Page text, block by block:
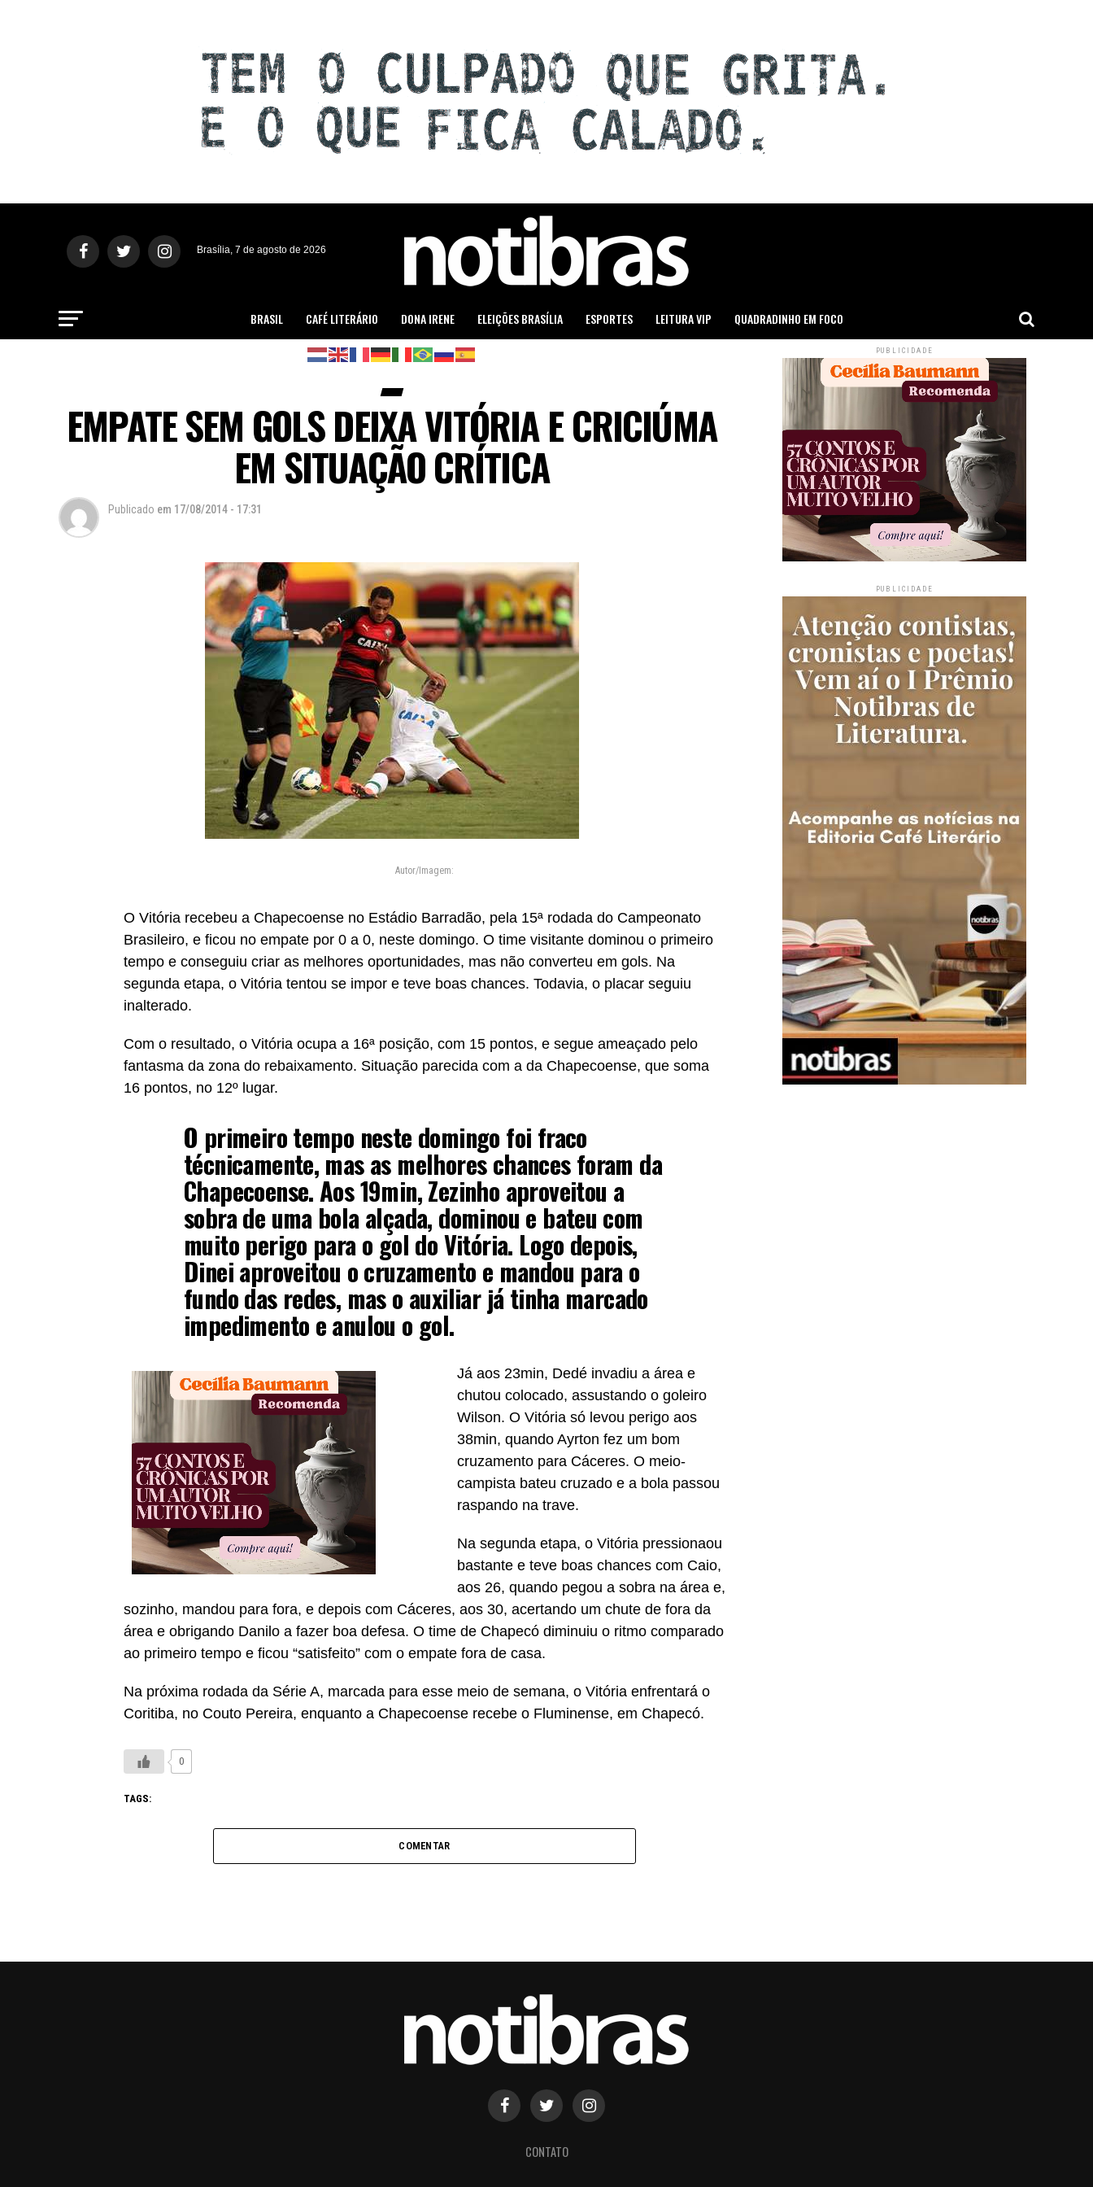
Brasília, 7 de agosto de 2026
BRASIL CAFÉ LITERÁRIO DONA IRENE ELEIÇÕES BRASÍLIA ESPORTES LEITURA VIP QUADRADINHO EM FOCO
EMPATE SEM GOLS DEIXA VITÓRIA E CRICIÚMA
EM SITUAÇÃO CRÍTICA
Publicado em 17/08/2014 - 17:31
Autor/Imagem:
O Vitória recebeu a Chapecoense no Estádio Barradão, pela 15ª rodada do Campeonato
Brasileiro, e ficou no empate por 0 a 0, neste domingo. O time visitante dominou o primeiro
tempo e conseguiu criar as melhores oportunidades, mas não converteu em gols. Na
segunda etapa, o Vitória tentou se impor e teve boas chances. Todavia, o placar seguiu
inalterado.
Com o resultado, o Vitória ocupa a 16ª posição, com 15 pontos, e segue ameaçado pelo
fantasma da zona do rebaixamento. Situação parecida com a da Chapecoense, que soma
16 pontos, no 12º lugar.
O primeiro tempo neste domingo foi fraco
técnicamente, mas as melhores chances foram da
Chapecoense. Aos 19min, Zezinho aproveitou a
sobra de uma bola alçada, dominou e bateu com
muito perigo para o gol do Vitória. Logo depois,
Dinei aproveitou o cruzamento e mandou para o
fundo das redes, mas o auxiliar já tinha marcado
impedimento e anulou o gol.
Já aos 23min, Dedé invadiu a área e
chutou colocado, assustando o goleiro
Wilson. O Vitória só levou perigo aos
38min, quando Ayrton fez um bom
cruzamento para Cáceres. O meio-
campista bateu cruzado e a bola passou
raspando na trave.
Na segunda etapa, o Vitória pressionaou
bastante e teve boas chances com Caio,
aos 26, quando pegou a sobra na área e,
sozinho, mandou para fora, e depois com Cáceres, aos 30, acertando um chute de fora da
área e obrigando Danilo a fazer boa defesa. O time de Chapecó diminuiu o ritmo comparado
ao primeiro tempo e ficou “satisfeito” com o empate fora de casa.
Na próxima rodada da Série A, marcada para esse meio de semana, o Vitória enfrentará o
Coritiba, no Couto Pereira, enquanto a Chapecoense recebe o Fluminense, em Chapecó.
0
TAGS:
COMENTAR
PUBLICIDADE
PUBLICIDADE
CONTATO